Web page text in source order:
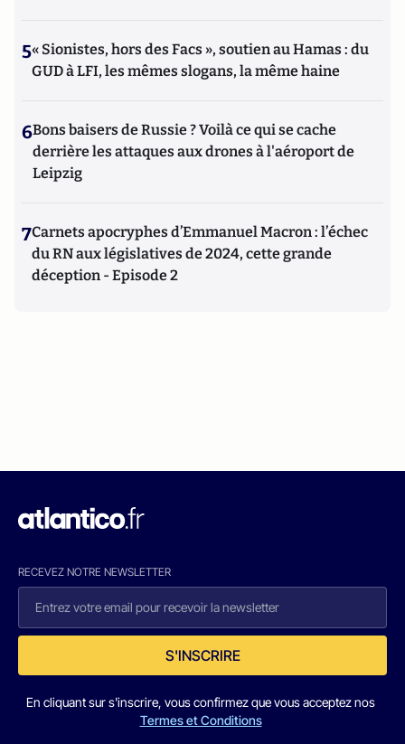
5« Sionistes, hors des Facs », soutien au Hamas : du
GUD à LFI, les mêmes slogans, la même haine
6Bons baisers de Russie ? Voilà ce qui se cache
derrière les attaques aux drones à l'aéroport de
Leipzig
7Carnets apocryphes d’Emmanuel Macron : l’échec
du RN aux législatives de 2024, cette grande
déception - Episode 2
RECEVEZ NOTRE NEWSLETTER
S'INSCRIRE
En cliquant sur s'inscrire, vous confirmez que vous acceptez nos
Termes et Conditions